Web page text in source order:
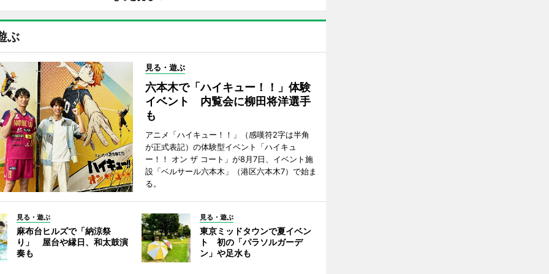
ぶ
見る・遊ぶ
六本木で「ハイキュー！！」体験
イベント 内覧会に柳田将洋選手
も
アニメ「ハイキュー！！」（感嘆符2字は半角
が正式表記）の体験型イベント「ハイキュ
ー！！ オン ザ コート」が8月7日、イベント施
設「ベルサール六本木」（港区六本木7）で始ま
る。
見る・遊ぶ
麻布台ヒルズで「納涼祭
り」 屋台や縁日、和太鼓演
奏も
見る・遊ぶ
東京ミッドタウンで夏イベン
ト 初の「パラソルガーデ
ン」や足水も